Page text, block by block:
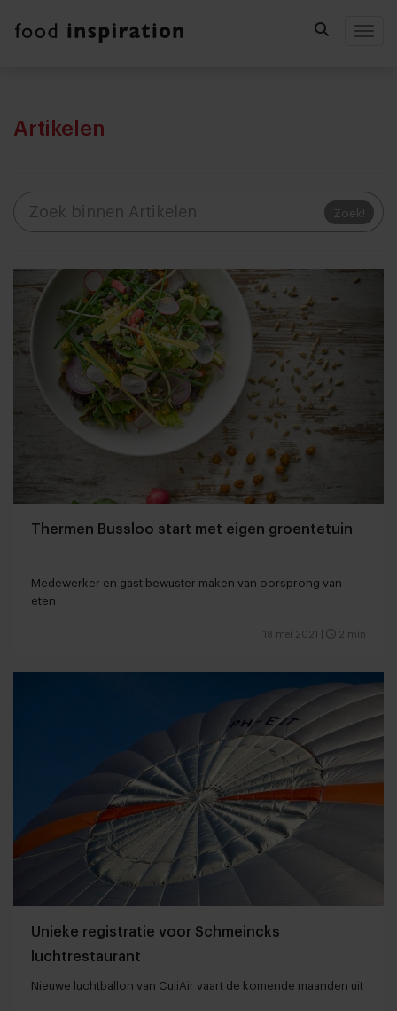
Artikelen
Zoek!
Thermen Bussloo start met eigen groentetuin
Medewerker en gast bewuster maken van oorsprong van
eten
18 mei 2021 2 min
Unieke registratie voor Schmeincks
luchtrestaurant
Nieuwe luchtballon van CuliAir vaart de komende maanden uit